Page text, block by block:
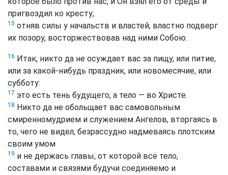
пригвоздил ко кресту;
15 отняв силы у начальств и властей, властно подверг
их позору, восторжествовав над ними Собою.
16 Итак, никто да не осуждает вас за пищу, или питие,
или за какой-нибудь праздник, или новомесячие, или
субботу:
17 это есть тень будущего, а тело — во Христе.
18 Никто да не обольщает вас самовольным
смиренномудрием и служением Ангелов, вторгаясь в
то, чего не видел, безрассудно надмеваясь плотским
своим умом
19 и не держась главы, от которой всё тело,
составами и связями будучи соединяемо и